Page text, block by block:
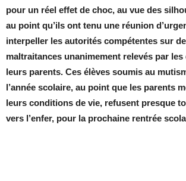
pour un réel effet de choc, au vue des
au point qu’ils ont tenu une réunion
interpeller les autorités compétentes sur
maltraitances unanimement relevés par les
leurs parents. Ces élèves soumis au
l’année scolaire, au point que les parents
leurs conditions de vie, refusent presque
vers l’enfer, pour la prochaine rentrée